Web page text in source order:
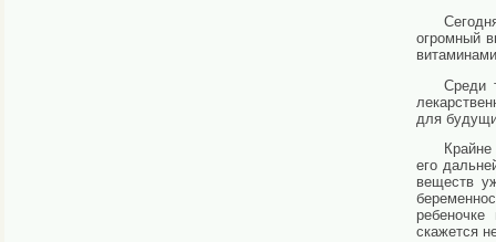
огромный
Среди
для
его
веществ
скажется